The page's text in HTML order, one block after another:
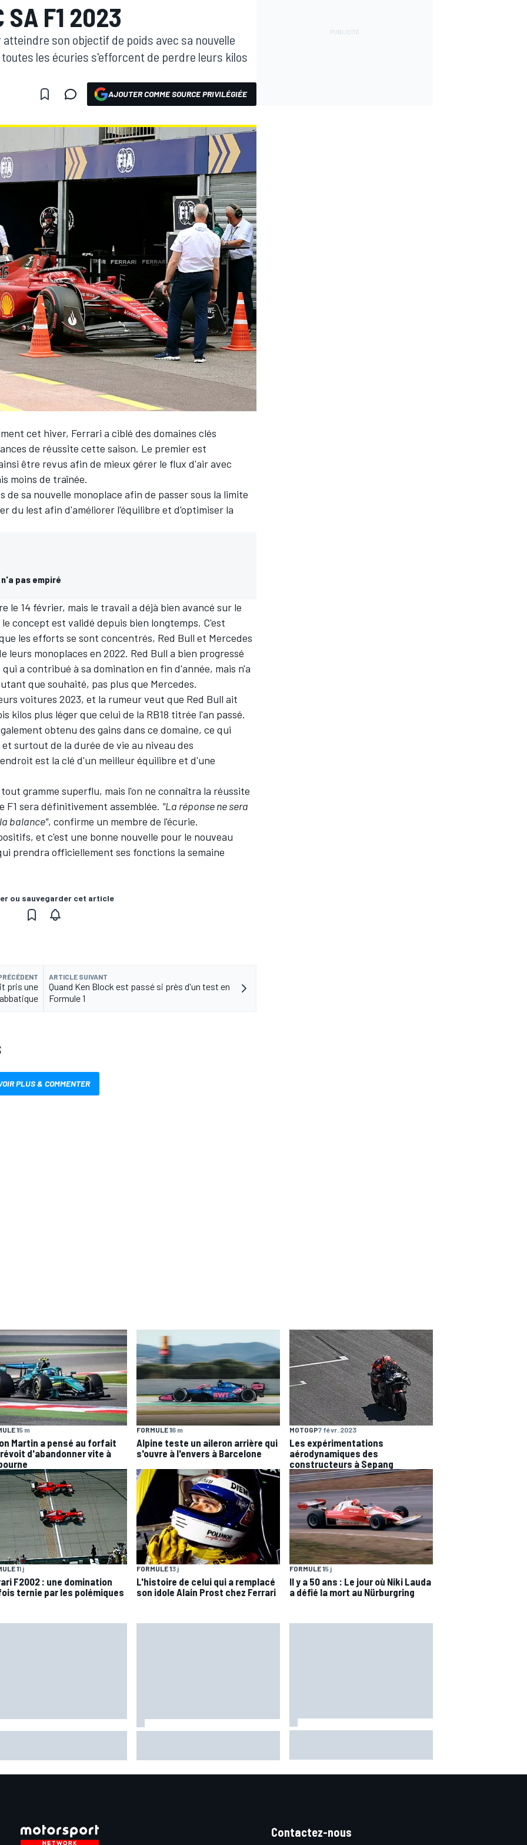
SA F1 2023
son objectif de poids avec sa nouvelle
toutes les écuries s'efforcent de perdre leurs kilos
AJOUTER COMME SOURCE PRIVILÉGIÉE
cet hiver, Ferrari a ciblé des domaines clés
de réussite cette saison. Le premier est
être revus afin de mieux gérer le flux d'air avec
moins de traînée.
sa nouvelle monoplace afin de passer sous la limite
du lest afin d'améliorer l'équilibre et d'optimiser la
pas empiré
le 14 février, mais le travail a déjà bien avancé sur le
concept est validé depuis bien longtemps. C'est
les efforts se sont concentrés, Red Bull et Mercedes
leurs monoplaces en 2022. Red Bull a bien progressé
a contribué à sa domination en fin d'année, mais n'a
que souhaité, pas plus que Mercedes.
voitures 2023, et la rumeur veut que Red Bull ait
kilos plus léger que celui de la RB18 titrée l'an passé.
obtenu des gains dans ce domaine, ce qui
surtout de la durée de vie au niveau des
est la clé d'un meilleur équilibre et d'une
gramme superflu, mais l'on ne connaîtra la réussite
F1 sera définitivement assemblée. "La réponse ne sera
balance", confirme un membre de l'écurie.
et c'est une bonne nouvelle pour le nouveau
prendra officiellement ses fonctions la semaine
ou sauvegarder cet article
pris une
ARTICLE SUIVANT
Quand Ken Block est passé si près d'un test en
Formule 1
PLUS & COMMENTER
15 m
Martin a pensé au forfait
d'abandonner vite à
FORMULE 16 m
Alpine teste un aileron arrière qui
s'ouvre à l'envers à Barcelone
MOTOGP7 févr. 2023
Les expérimentations
aérodynamiques des
constructeurs à Sepang
11 j
F2002 : une domination
ternie par les polémiques
FORMULE 13 j
L'histoire de celui qui a remplacé
son idole Alain Prost chez Ferrari
FORMULE 15 j
Il y a 50 ans : Le jour où Niki Lauda
a défié la mort au Nürburgring
Contactez-nous